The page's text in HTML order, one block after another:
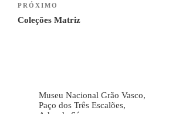
Next
Post
PRÓXIMO
Coleções Matriz
Museu Nacional Grão Vasco,
Paço dos Três Escalões,